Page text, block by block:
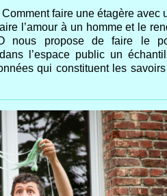
faire une étagère avec
l’amour à un homme et le
nous propose de faire le
l’espace public un
qui constituent les